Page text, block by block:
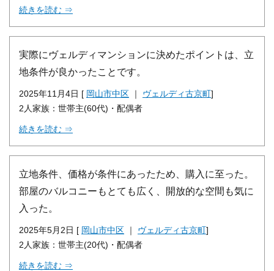
続きを読む ⇒
実際にヴェルディマンションに決めたポイントは、立
地条件が良かったことです。
2025年11月4日 [ 岡山市中区 ｜ ヴェルディ古京町]
2人家族：世帯主(60代)・配偶者
続きを読む ⇒
立地条件、価格が条件にあったため、購入に至った。
部屋のバルコニーもとても広く、開放的な空間も気に
入った。
2025年5月2日 [ 岡山市中区 ｜ ヴェルディ古京町]
2人家族：世帯主(20代)・配偶者
続きを読む ⇒